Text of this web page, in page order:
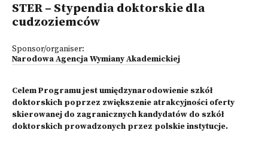
STER – Stypendia doktorskie dla
cudzoziemców
Sponsor/organiser:
Narodowa Agencja Wymiany Akademickiej
Celem Programu jest umiędzynarodowienie szkół
doktorskich poprzez zwiększenie atrakcyjności oferty
skierowanej do zagranicznych kandydatów do szkół
doktorskich prowadzonych przez polskie instytucje.